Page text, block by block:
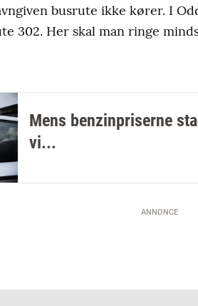
med 28 kommuner i Danmark
men ifølge Nabogo
med brugen.
busrute ikke kører. I
302. Her skal man ringe
Mens benzinpriserne
vi...
ANNONCE